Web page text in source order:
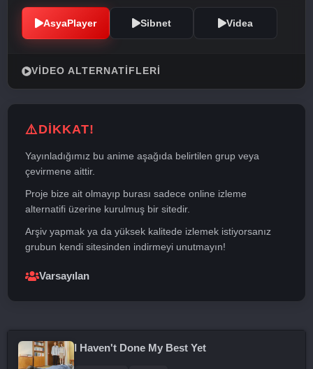
AsyaPlayer Sibnet Videa
VIDEO ALTERNATIFLERI
DİKKAT!
Yayınladığımız bu anime aşağıda belirtilen grup veya
çevirmene aittir.
Proje bize ait olmayıp burası sadece online izleme
alternatifi üzerine kurulmuş bir sitedir.
Arşiv yapmak ya da yüksek kalitede izlemek istiyorsanız
grubun kendi sitesinden indirmeyi unutmayın!
Varsayılan
I Haven't Done My Best Yet